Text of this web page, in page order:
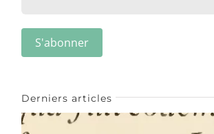
Derniers articles